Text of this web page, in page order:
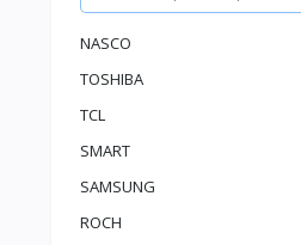
Maison et Bureau
beautés et accessoires
NASCO
TOSHIBA
TCL
SMART
SAMSUNG
ROCH